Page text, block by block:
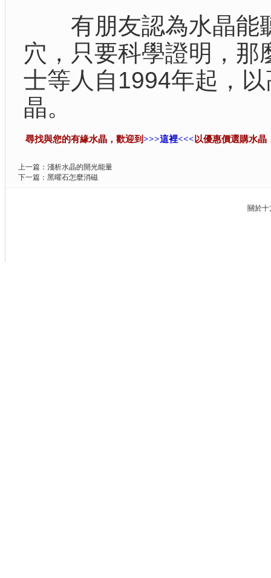
有朋友認為水晶能
穴，只要科學證明，
士等人自1994年起，
晶。
尋找與您的有緣水晶，歡迎到>>>這裡<<< 以優惠價選購水
上一篇： 淺析水晶的開光能量
下一篇： 黑曜石怎麼消磁
關於